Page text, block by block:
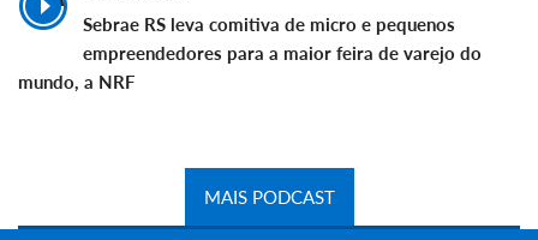
Sebrae RS leva comitiva de micro e pequenos
empreendedores para a maior feira de varejo do
mundo, a NRF
MAIS PODCAST